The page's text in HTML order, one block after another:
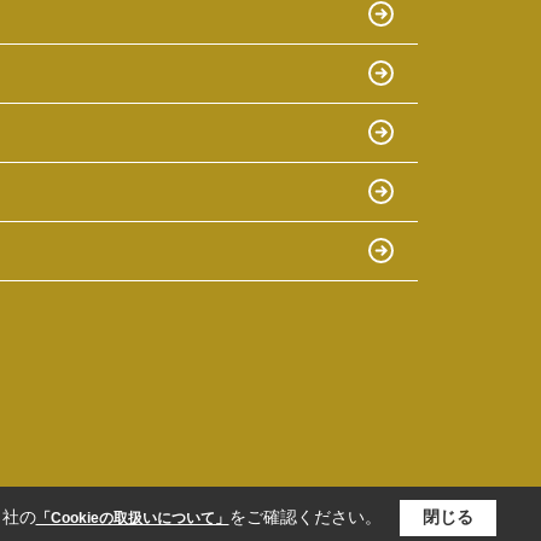
の「Cookieの取扱いについて」 をご確認ください。 閉じる